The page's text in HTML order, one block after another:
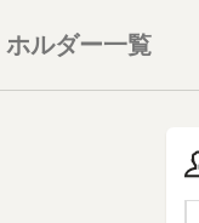
ホルダー一覧